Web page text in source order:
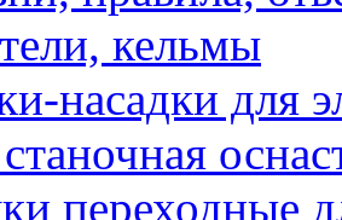
кельмы
насадки для
переходные